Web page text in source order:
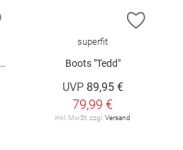
ZUR WUNSCHLISTE HINZUFÜGEN
ZUR
superfit
Boots "Tedd"
UVP 89,95 €
79,99 €
inkl. MwSt. zzgl.Versand